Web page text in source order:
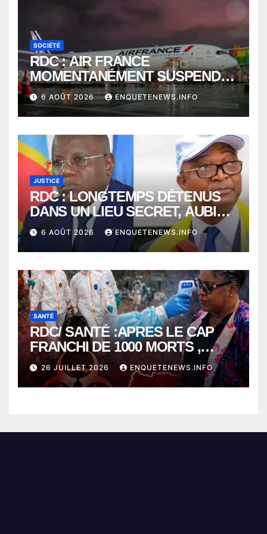
SOCIÉTÉ
RDC : AIR FRANCE
MOMENTANÉMENT SUSPENDU
ENTRE KINSHASA ET PARIS ?
6 AOÛT 2026 ENQUETENEWS.INFO
JUSTICE
RDC : LONGTEMPS DÉTENUS
DANS UN LIEU SECRET, AUBIN
MINAKU ET EMMANUEL
SHADARY TRANSFÉRÉS À
L’AUDITORAT MILITAIRE
6 AOÛT 2026 ENQUETENEWS.INFO
SANTÉ
RDC/ SANTÉ :APRES LE CAP
FRANCHI DE 1000 MORTS ,
EBOLA BAT SON RECORD AVEC
PLUS DE 400 DÉCÈS EN
SEULEMENT UNE SEMAINE
26 JUILLET 2026 ENQUETENEWS.INFO